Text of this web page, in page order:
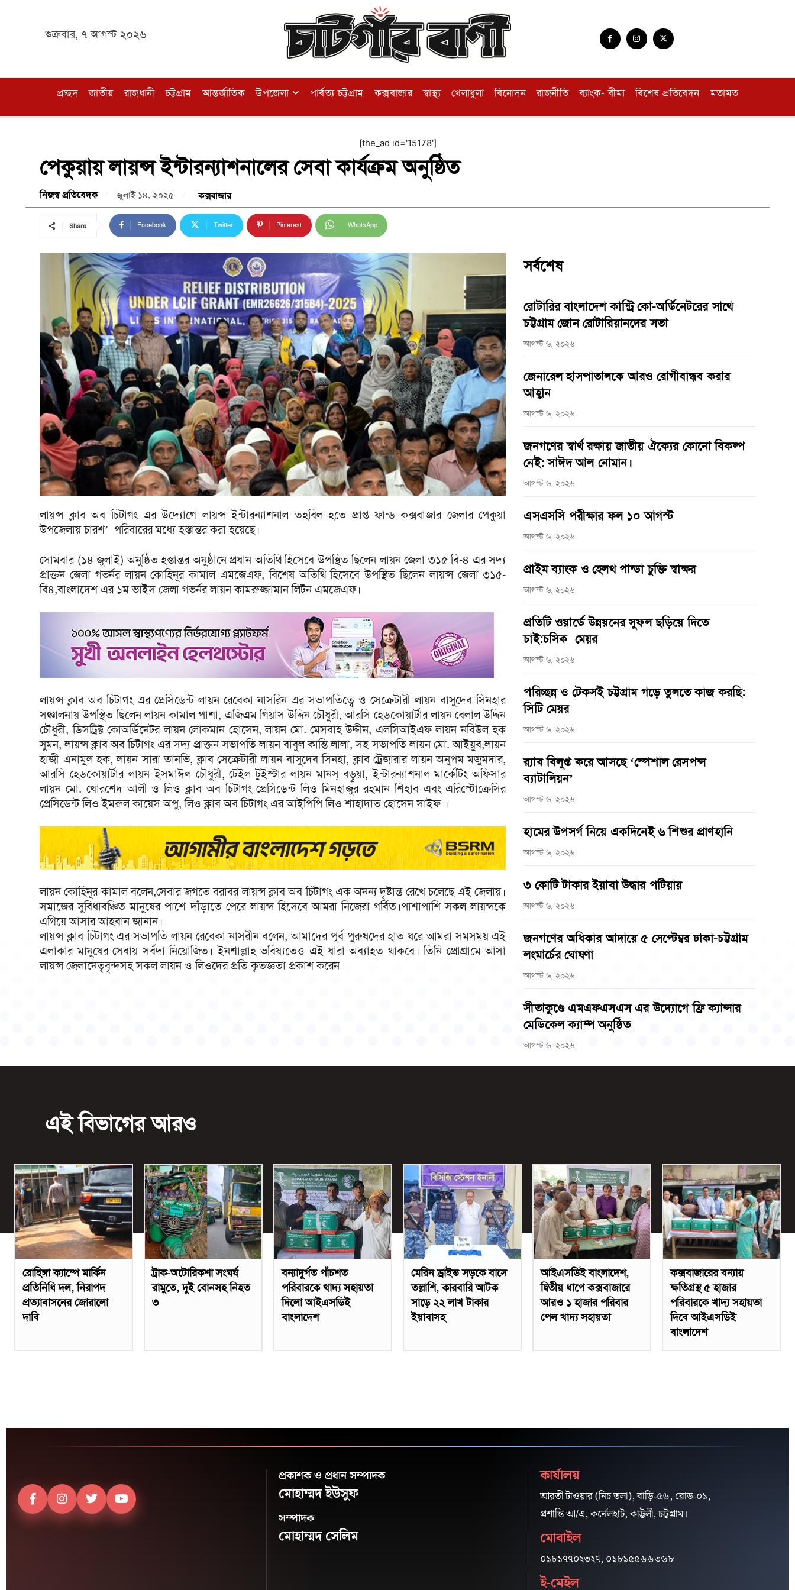
শুক্রবার, ৭ আগস্ট ২০২৬
প্রচ্ছদ জাতীয় রাজধানী চট্টগ্রাম আন্তর্জাতিক উপজেলা পার্বত্য চট্টগ্রাম কক্সবাজার স্বাস্থ্য খেলাধুলা বিনোদন রাজনীতি ব্যাংক- বীমা বিশেষ প্রতিবেদন মতামত
[the_ad id='15178']
পেকুয়ায় লায়ন্স ইন্টারন্যাশনালের সেবা কার্যক্রম অনুষ্ঠিত
নিজস্ব প্রতিবেদক জুলাই ১৪, ২০২৫ কক্সবাজার
Share Facebook Twitter Pinterest WhatsApp
লায়ন্স ক্লাব অব চিটাগং এর উদ্যোগে লায়ন্স ইন্টারন্যাশনাল তহবিল হতে প্রাপ্ত ফান্ড কক্সবাজার জেলার পেকুয়া
উপজেলায় চারশ’ পরিবারের মধ্যে হস্তান্তর করা হয়েছে।
সোমবার (১৪ জুলাই) অনুষ্ঠিত হস্তান্তর অনুষ্ঠানে প্রধান অতিথি হিসেবে উপস্থিত ছিলেন লায়ন জেলা ৩১৫ বি-৪ এর সদ্য
প্রাক্তন জেলা গভর্নর লায়ন কোহিনূর কামাল এমজেএফ, বিশেষ অতিথি হিসেবে উপস্থিত ছিলেন লায়ন্স জেলা ৩১৫-
বি৪,বাংলাদেশ এর ১ম ভাইস জেলা গভর্নর লায়ন কামরুজ্জামান লিটন এমজেএফ।
লায়ন্স ক্লাব অব চিটাগং এর প্রেসিডেন্ট লায়ন রেবেকা নাসরিন এর সভাপতিত্বে ও সেক্রেটারী লায়ন বাসুদেব সিনহার
সঞ্চালনায় উপস্থিত ছিলেন লায়ন কামাল পাশা, এজিএম গিয়াস উদ্দিন চৌধুরী, আরসি হেডকোয়ার্টার লায়ন বেলাল উদ্দিন
চৌধুরী, ডিসট্রিক্ট কোঅর্ডিনেটর লায়ন লোকমান হোসেন, লায়ন মো. মেসবাহ উদ্দীন, এলসিআইএফ লায়ন নবিউল হক
সুমন, লায়ন্স ক্লাব অব চিটাগং এর সদ্য প্রাক্তন সভাপতি লায়ন বাবুল কান্তি লালা, সহ-সভাপতি লায়ন মো. আইয়ুব,লায়ন
হাজী এনামুল হক, লায়ন সারা তানভি, ক্লাব সেক্রেটারী লায়ন বাসুদেব সিনহা, ক্লাব ট্রেজারার লায়ন অনুপম মজুমদার,
আরসি হেডকোয়ার্টার লায়ন ইসমাঈল চৌধুরী, টেইল টুইস্টার লায়ন মানস্ বড়ুয়া, ইন্টারন্যাশনাল মার্কেটিং অফিসার
লায়ন মো. খোরশেদ আলী ও লিও ক্লাব অব চিটাগং প্রেসিডেন্ট লিও মিনহাজুর রহমান শিহাব এবং এরিস্টোক্রেসির
প্রেসিডেন্ট লিও ইমরুল কায়েস অপু, লিও ক্লাব অব চিটাগং এর আইপিপি লিও শাহাদাত হোসেন সাইফ ।
লায়ন কোহিনূর কামাল বলেন,সেবার জগতে বরাবর লায়ন্স ক্লাব অব চিটাগং এক অনন্য দৃষ্টান্ত রেখে চলেছে এই জেলায়।
সমাজের সুবিধাবঞ্চিত মানুষের পাশে দাঁড়াতে পেরে লায়ন্স হিসেবে আমরা নিজেরা গর্বিত।পাশাপাশি সকল লায়ন্সকে
এগিয়ে আসার আহবান জানান।
লায়ন্স ক্লাব চিটাগং এর সভাপতি লায়ন রেবেকা নাসরীন বলেন, আমাদের পূর্ব পুরুষদের হাত ধরে আমরা সমসময় এই
এলাকার মানুষের সেবায় সর্বদা নিয়োজিত। ইনশাল্লাহ ভবিষ্যতেও এই ধারা অব্যাহত থাকবে। তিনি প্রোগ্রামে আসা
লায়ন্স জেলানেতৃবৃন্দসহ সকল লায়ন ও লিওদের প্রতি কৃতজ্ঞতা প্রকাশ করেন
সর্বশেষ
রোটারির বাংলাদেশ কান্ট্রি কো-অর্ডিনেটরের সাথে
চট্টগ্রাম জোন রোটারিয়ানদের সভা
আগস্ট ৬, ২০২৬
জেনারেল হাসপাতালকে আরও রোগীবান্ধব করার
আহ্বান
আগস্ট ৬, ২০২৬
জনগণের স্বার্থ রক্ষায় জাতীয় ঐক্যের কোনো বিকল্প
নেই: সাঈদ আল নোমান।
আগস্ট ৬, ২০২৬
এসএসসি পরীক্ষার ফল ১০ আগস্ট
আগস্ট ৬, ২০২৬
প্রাইম ব্যাংক ও হেলথ পান্ডা চুক্তি স্বাক্ষর
আগস্ট ৬, ২০২৬
প্রতিটি ওয়ার্ডে উন্নয়নের সুফল ছড়িয়ে দিতে
চাই:চসিক মেয়র
আগস্ট ৬, ২০২৬
পরিচ্ছন্ন ও টেকসই চট্টগ্রাম গড়ে তুলতে কাজ করছি:
সিটি মেয়র
আগস্ট ৬, ২০২৬
র‌্যাব বিলুপ্ত করে আসছে ‘স্পেশাল রেসপন্স
ব্যাটালিয়ন’
আগস্ট ৬, ২০২৬
হামের উপসর্গ নিয়ে একদিনেই ৬ শিশুর প্রাণহানি
আগস্ট ৬, ২০২৬
৩ কোটি টাকার ইয়াবা উদ্ধার পটিয়ায়
আগস্ট ৬, ২০২৬
জনগণের অধিকার আদায়ে ৫ সেপ্টেম্বর ঢাকা-চট্টগ্রাম
লংমার্চের ঘোষণা
আগস্ট ৬, ২০২৬
সীতাকুণ্ডে এমএফএসএস এর উদ্যোগে ফ্রি ক্যান্সার
মেডিকেল ক্যাম্প অনুষ্ঠিত
আগস্ট ৬, ২০২৬
এই বিভাগের আরও
রোহিঙ্গা ক্যাম্পে মার্কিন
প্রতিনিধি দল, নিরাপদ
প্রত্যাবাসনের জোরালো
দাবি
ট্রাক-অটোরিকশা সংঘর্ষ
রামুতে, দুই বোনসহ নিহত
৩
বন্যাদুর্গত পাঁচশত
পরিবারকে খাদ্য সহায়তা
দিলো আইএসডিই
বাংলাদেশ
মেরিন ড্রাইভ সড়কে বাসে
তল্লাশি, কারবারি আটক
সাড়ে ২২ লাখ টাকার
ইয়াবাসহ
আইএসডিই বাংলাদেশ,
দ্বিতীয় ধাপে কক্সবাজারে
আরও ১ হাজার পরিবার
পেল খাদ্য সহায়তা
কক্সবাজারের বন্যায়
ক্ষতিগ্রস্থ ৫ হাজার
পরিবারকে খাদ্য সহায়তা
দিবে আইএসডিই
বাংলাদেশ
প্রকাশক ও প্রধান সম্পাদক
মোহাম্মদ ইউসুফ
সম্পাদক
মোহাম্মদ সেলিম
কার্যালয়
আরতী টাওয়ার (নিচ তলা), বাড়ি-৫৬, রোড-০১,
প্রশান্তি আ/এ, কর্নেলহাট, কাট্টলী, চট্টগ্রাম।
মোবাইল
০১৮১৭৭০২৩২৭, ০১৮১৫৫৬৬৩৬৮
ই-মেইল